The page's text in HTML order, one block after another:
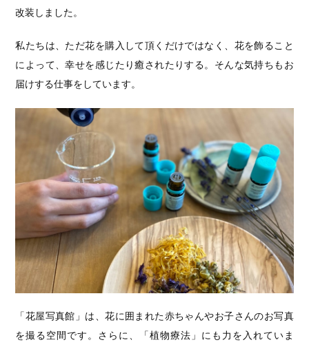
改装しました。
私たちは、ただ花を購入して頂くだけではなく、花を飾ること
によって、幸せを感じたり癒されたりする。そんな気持ちもお
届けする仕事をしています。
「花屋写真館」は、花に囲まれた赤ちゃんやお子さんのお写真
を撮る空間です。さらに、「植物療法」にも力を入れていま